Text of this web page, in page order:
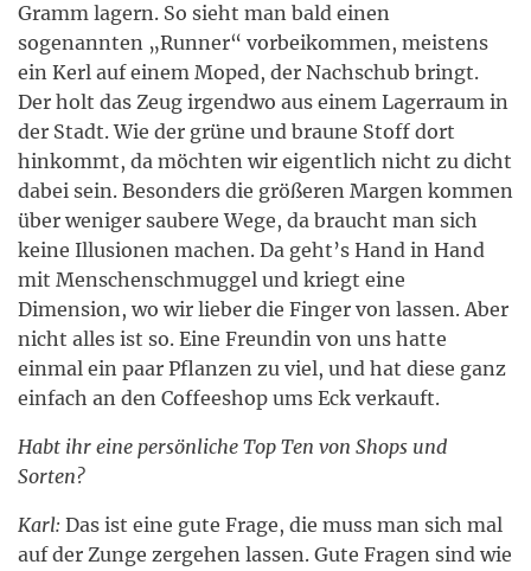
Gramm lagern. So sieht man bald einen
sogenannten „Runner“ vorbeikommen, meistens
ein Kerl auf einem Moped, der Nachschub bringt.
Der holt das Zeug irgendwo aus einem Lagerraum in
der Stadt. Wie der grüne und braune Stoff dort
hinkommt, da möchten wir eigentlich nicht zu dicht
dabei sein. Besonders die größeren Margen kommen
über weniger saubere Wege, da braucht man sich
keine Illusionen machen. Da geht’s Hand in Hand
mit Menschenschmuggel und kriegt eine
Dimension, wo wir lieber die Finger von lassen. Aber
nicht alles ist so. Eine Freundin von uns hatte
einmal ein paar Pflanzen zu viel, und hat diese ganz
einfach an den Coffeeshop ums Eck verkauft.
Habt ihr eine persönliche Top Ten von Shops und
Sorten?
Karl: Das ist eine gute Frage, die muss man sich mal
auf der Zunge zergehen lassen. Gute Fragen sind wie